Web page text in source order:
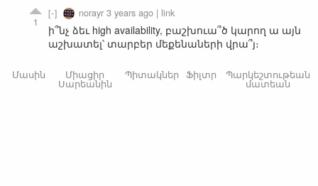
1
norayr 3 years ago| link
ի՞նչ ձեւ high availability, բաշխուա՞ծ կարող ա այն
աշխատել՝ տարբեր մեքենաների վրա՞յ։
Մասին Միացիր
Սարեանին
Պիտակներ Ֆիլտր Պարկեշտութեան
մատեան